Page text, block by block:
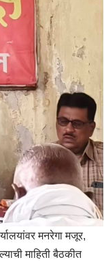
मनरेगा मजूर,
माहिती बैठकीत